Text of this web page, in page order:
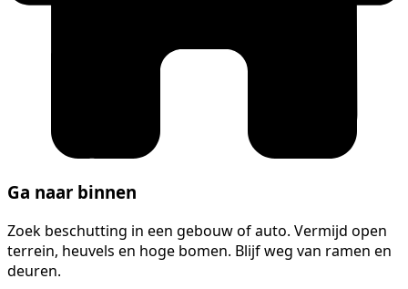
Ga naar binnen
Zoek beschutting in een gebouw of auto. Vermijd open
terrein, heuvels en hoge bomen. Blijf weg van ramen en
deuren.